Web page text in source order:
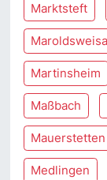
Marktsteft
Martinsheim
Maßbach
Mauerstetten
Medlingen